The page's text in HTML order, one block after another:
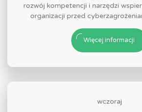
rozwój kompetencji i narzędzi
organizacji przed
Więcej informacji
wczoraj